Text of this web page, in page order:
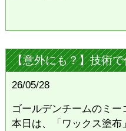
【意外にも？】技術
26/05/28
ゴールデンチームのミー
本日は、「ワックス塗布